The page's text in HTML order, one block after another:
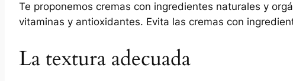
Te proponemos cremas con ingredientes naturales y
vitaminas y antioxidantes. Evita las cremas con
La textura adecuada